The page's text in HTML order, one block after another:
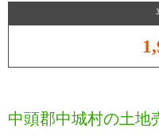
中頭郡中城村の土地